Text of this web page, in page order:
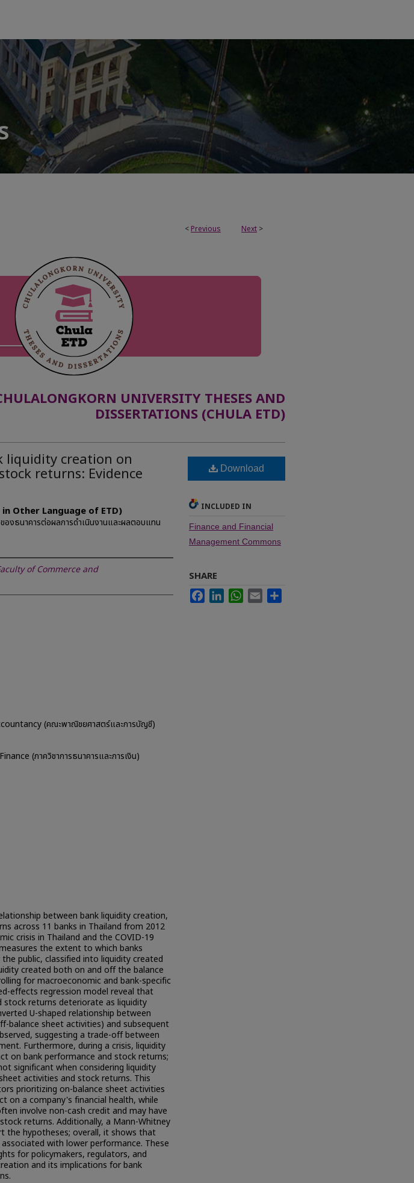
< Previous Next >
UNIVERSITY THESES AND
DISSERTATIONS (CHULA ETD)
liquidity creation on
returns: Evidence
Other Language of ETD)
องธนาคารต่อผลการดำเนินงานและผลตอบแทน
of Commerce and
(คณะพาณิชยศาสตร์และการบัญชี)
(ภาควิชาการธนาคารและการเงิน)
between bank liquidity creation,
across 11 banks in Thailand from 2012
crisis in Thailand and the COVID-19
the extent to which banks
public, classified into liquidity created
created both on and off the balance
for macroeconomic and bank-specific
effects regression model reveal that
stock returns deteriorate as liquidity
U-shaped relationship between
balance sheet activities) and subsequent
suggesting a trade-off between
Furthermore, during a crisis, liquidity
on bank performance and stock returns;
significant when considering liquidity
activities and stock returns. This
prioritizing on-balance sheet activities
on a company's financial health, while
involve non-cash credit and may have
returns. Additionally, a Mann-Whitney
the hypotheses; overall, it shows that
with lower performance. These
for policymakers, regulators, and
and its implications for bank
Download
INCLUDED IN
Finance and Financial
Management Commons
SHARE
FacebookLinkedInWhatsApp
Email